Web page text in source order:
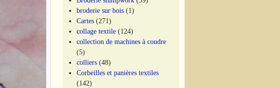
broderie sur bois (1)
Cartes (271)
collage textile (124)
collection de machines à coudre
(5)
colliers (48)
Corbeilles et panières textiles
(142)